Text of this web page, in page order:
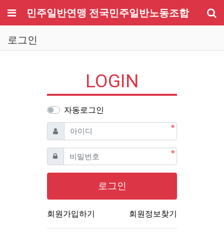
메뉴민주일반연맹 전국민주일반노동조합
로그인
LOGIN
자동로그인
아이디 필수
비밀번호필수
로그인
회원가입하기 회원정보찾기